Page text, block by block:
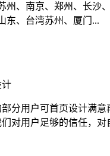
州、南京、郑州、长沙
东、台湾苏州、厦门...
计
分用户可首页设计满
对用户足够的信任，